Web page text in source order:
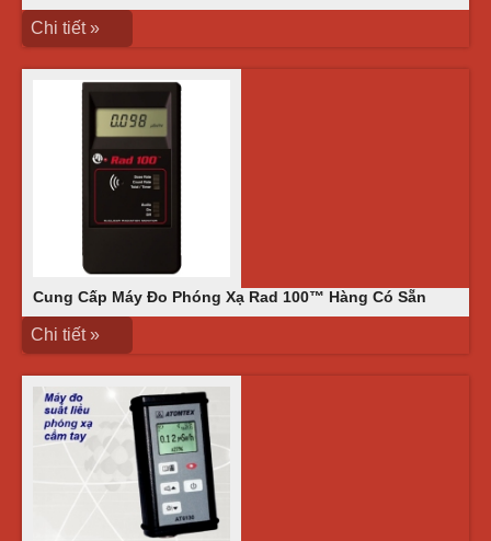
Chi tiết »
Cung Cấp Máy Đo Phóng Xạ Rad 100™ Hàng Có Sẵn
Chi tiết »